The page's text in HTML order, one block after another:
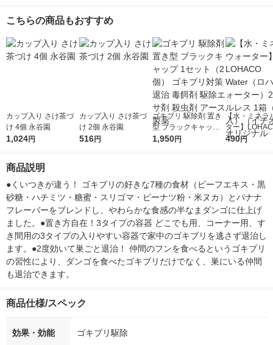
付き 殺虫剤 置き型 KI
定
チョー（イチオシ）
こちらの商品もおすすめ
カップ入り さけ茶づ
け 4個 永谷園
1,024円
カップ入り さけ茶づ
け 2個 永谷園
516円
ゴキブリ 駆除剤 置き
型 ブラックキャップ
1セット（2個） ゴキ
1,950円
【水・ミネラ
ター】
r（ロハコウ
490円
商品説明
●くいつきが違う！ ゴキブリの好きな7種の食材（ビーフエキス・黒
砂糖・ハチミツ・糖蜜・スリゴマ・ピーナツ粉・米ヌカ）とバナナ
フレーバーをブレンドし、やわらかな食感の半なまダンゴに仕上げ
ました。●置き方自在！3タイプの容器 どこでも用、コーナー用、す
き間用の3タイプの入りやすい容器で家中のゴキブリを逃さず退治し
ます。●2度効いて巣ごと退治！ 仲間のフンを食べるというゴキブリ
の習性により、ダンゴを食べたゴキブリだけでなく、巣にいる仲間
も退治できます。
商品仕様/スペック
効果・効能 ゴキブリ駆除